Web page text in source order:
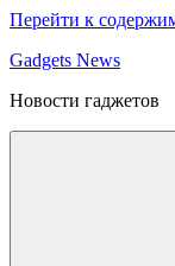
Перейти к
Gadgets News
Новости гаджетов